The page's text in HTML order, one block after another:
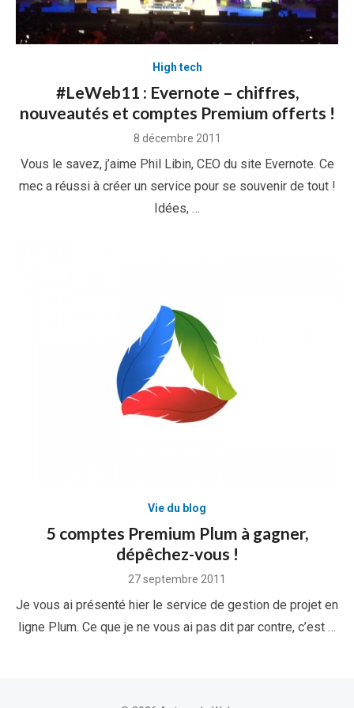
High tech
#LeWeb11 : Evernote – chiffres,
nouveautés et comptes Premium offerts !
Posted
8 décembre 2011
Vous le savez, j’aime Phil Libin, CEO du site Evernote. Ce
mec a réussi à créer un service pour se souvenir de tout !
Idées, …
Vie du blog
5 comptes Premium Plum à gagner,
dépêchez-vous !
Posted
27 septembre 2011
Je vous ai présenté hier le service de gestion de projet en
ligne Plum. Ce que je ne vous ai pas dit par contre, c’est …